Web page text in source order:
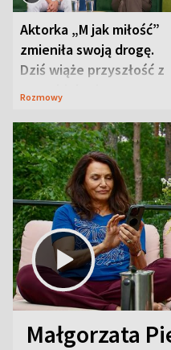
Aktorka „M jak miłość”
zmieniła swoją drogę.
Dziś wiąże przyszłość z
neurobiologią
Rozmowy
Małgorzata